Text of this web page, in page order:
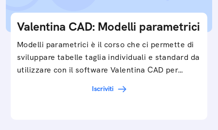
Valentina CAD: Modelli parametrici
Modelli parametrici è il corso che ci permette di
sviluppare tabelle taglia individuali e standard da
utilizzare con il software Valentina CAD per…
Iscriviti